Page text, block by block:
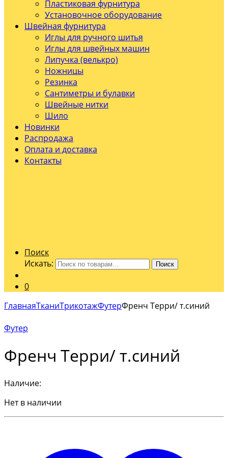
Пластиковая фурнитура
Установочное оборудование
Швейная фурнитура
Иглы для ручного шитья
Иглы для швейных машин
Липучка (велькро)
Ножницы
Резинка
Сантиметры и булавки
Швейные нитки
Шило
Новинки
Распродажа
Оплата и доставка
Контакты
Поиск
Искать:
Поиск
0
ГлавнаяТканиТрикотажФутерФренч Терри/ т.синий
Футер
Френч Терри/ т.синий
Наличие:
Нет в наличии